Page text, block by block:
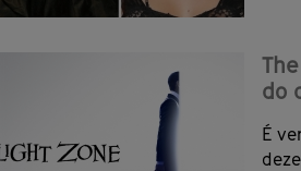
do
É